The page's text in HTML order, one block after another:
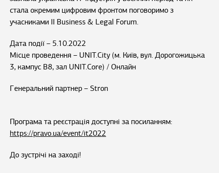
стала окремим цифровим фронтом поговоримо з
учасниками II Business & Legal Forum.
Дата події – 5.10.2022
Місце проведення – UNIT.City (м. Київ, вул. Дорогожицька
3, кампус В8, зал UNIT.Core) / Онлайн
Генеральний партнер – Stron
Програма та реєстрація доступні за посиланням:
https://pravo.ua/event/it2022
До зустрічі на заході!